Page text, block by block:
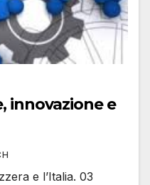
innovazione e
e l’Italia. 03